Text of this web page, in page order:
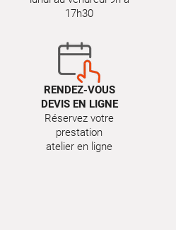
17h30
RENDEZ-VOUS
DEVIS EN LIGNE
Réservez votre
prestation
atelier en ligne